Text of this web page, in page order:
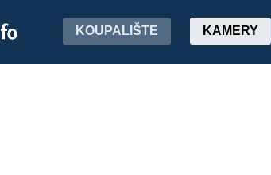
KOUPALIŠTE KAMERY